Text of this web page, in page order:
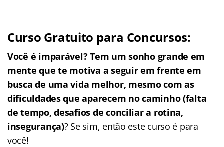
Curso Gratuito para Concursos:
Você é imparável? Tem um sonho grande em
mente que te motiva a seguir em frente em
busca de uma vida melhor, mesmo com as
dificuldades que aparecem no caminho (falta
de tempo, desafios de conciliar a rotina,
insegurança)? Se sim, então este curso é para
você!